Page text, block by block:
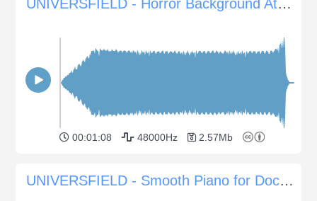
UNIVERSFIELD - Horror Background Atmosphere #10
00:01:08 48000Hz 2.57Mb
UNIVERSFIELD - Smooth Piano for Documentaries